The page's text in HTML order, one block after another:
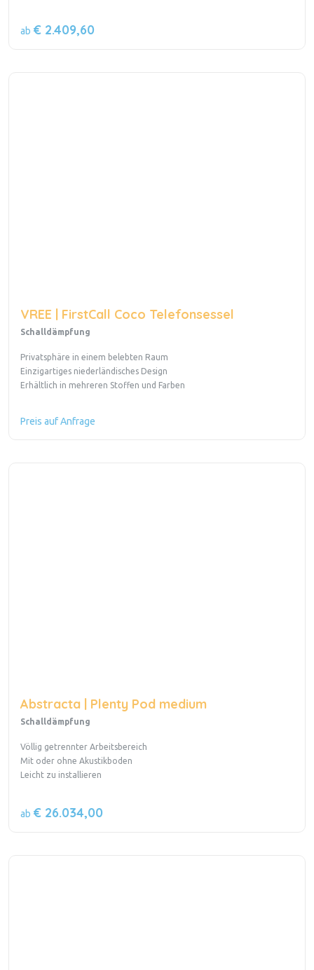
ab € 2.409,60
VREE | FirstCall Coco Telefonsessel
Schalldämpfung
Privatsphäre in einem belebten Raum
Einzigartiges niederländisches Design
Erhältlich in mehreren Stoffen und Farben
Preis auf Anfrage
Abstracta | Plenty Pod medium
Schalldämpfung
Völlig getrennter Arbeitsbereich
Mit oder ohne Akustikboden
Leicht zu installieren
ab € 26.034,00